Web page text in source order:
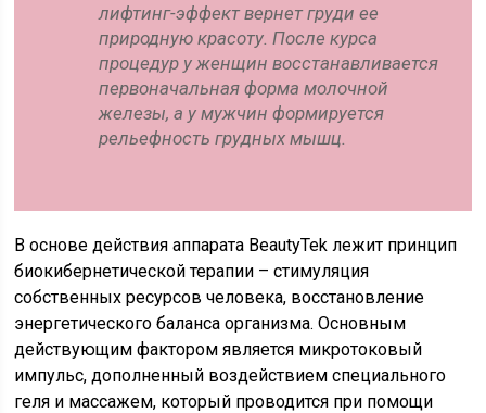
лифтинг-эффект вернет груди ее
природную красоту. После курса
процедур у женщин восстанавливается
первоначальная форма молочной
железы, а у мужчин формируется
рельефность грудных мышц.
В основе действия аппарата BeautyTek лежит принцип
биокибернетической терапии – стимуляция
собственных ресурсов человека, восстановление
энергетического баланса организма. Основным
действующим фактором является микротоковый
импульс, дополненный воздействием специального
геля и массажем, который проводится при помощи